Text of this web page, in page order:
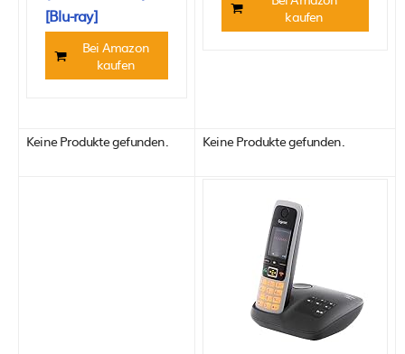
[Blu-ray]
Bei Amazon
kaufen
kaufen
Keine Produkte gefunden. Keine Produkte gefunden.